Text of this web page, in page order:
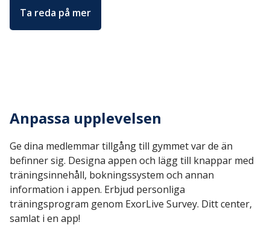
Ta reda på mer
Anpassa upplevelsen
Ge dina medlemmar tillgång till gymmet var de än
befinner sig. Designa appen och lägg till knappar med
träningsinnehåll, bokningssystem och annan
information i appen. Erbjud personliga
träningsprogram genom ExorLive Survey. Ditt center,
samlat i en app!